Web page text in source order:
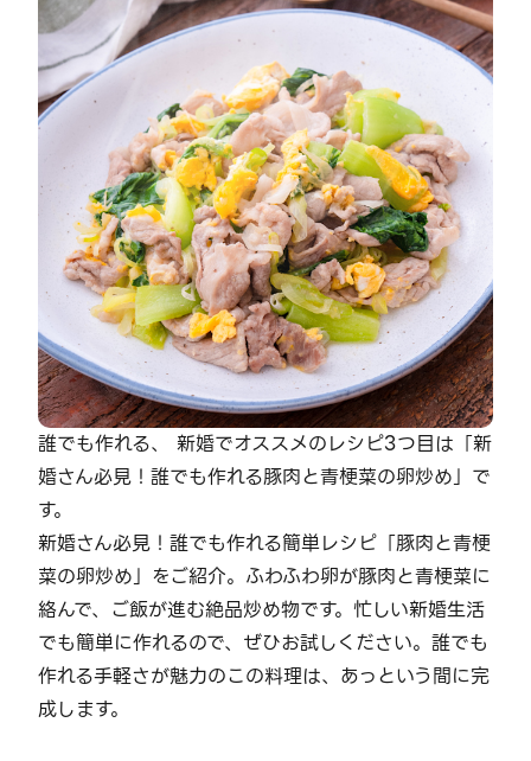
誰でも作れる、 新婚でオススメのレシピ3つ目は「新
婚さん必見！誰でも作れる豚肉と青梗菜の卵炒め」で
す。
新婚さん必見！誰でも作れる簡単レシピ「豚肉と青梗
菜の卵炒め」をご紹介。ふわふわ卵が豚肉と青梗菜に
絡んで、ご飯が進む絶品炒め物です。忙しい新婚生活
でも簡単に作れるので、ぜひお試しください。誰でも
作れる手軽さが魅力のこの料理は、あっという間に完
成します。